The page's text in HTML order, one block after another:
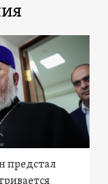
предстал